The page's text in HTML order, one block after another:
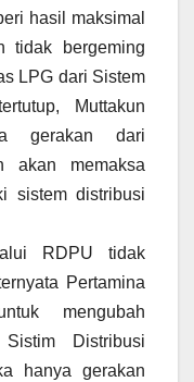
hasil maksimal
tidak bergeming
LPG dari Sistem
Muttakun
gerakan dari
akan memaksa
sistem distribusi
RDPU tidak
Pertamina
mengubah
Distribusi
hanya gerakan